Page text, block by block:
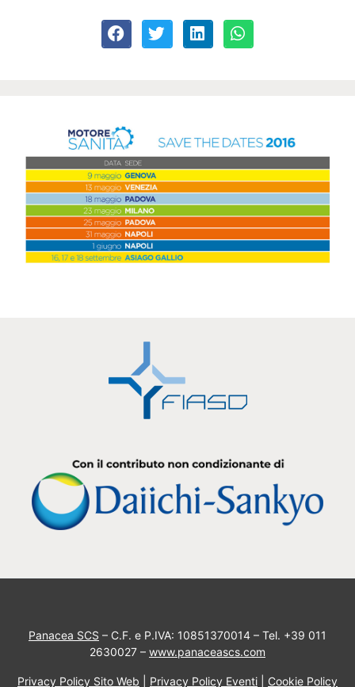
MotoRare
Panacea SCS – C.F. e P.IVA: 10851370014 – Tel. +39 011
2630027 – www.panaceascs.com
Privacy Policy Sito Web Privacy Policy Eventi Cookie Policy